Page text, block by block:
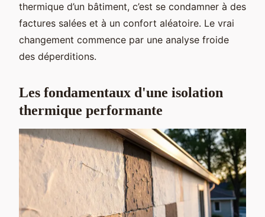
thermique d’un bâtiment, c’est se condamner à des
factures salées et à un confort aléatoire. Le vrai
changement commence par une analyse froide
des déperditions.
Les fondamentaux d'une isolation
thermique performante